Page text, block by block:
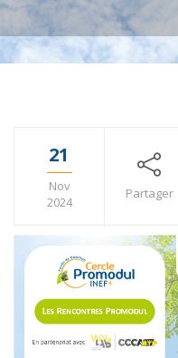
21
Nov
2024
Partager